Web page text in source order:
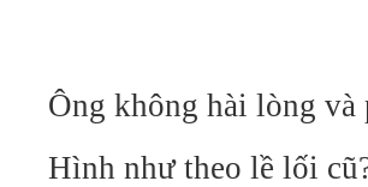
Ông không hài lòng và
Hình như theo lề lối